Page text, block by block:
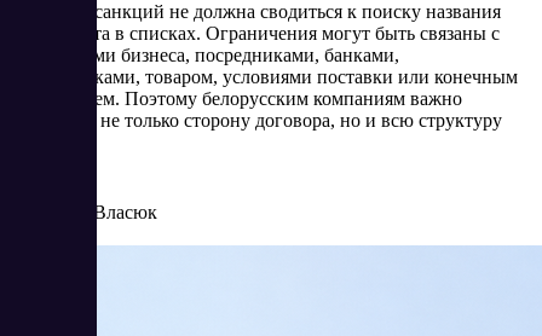
Проверка санкций не должна сводиться к поиску названия
контрагента в списках. Ограничения могут быть связаны с
владельцами бизнеса, посредниками, банками,
перевозчиками, товаром, условиями поставки или конечным
получателем. Поэтому белорусским компаниям важно
оценивать не только сторону договора, но и всю структуру
Елена Власюк